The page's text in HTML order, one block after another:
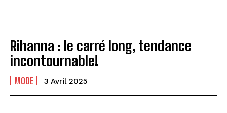
Rihanna : le carré long, tendance
incontournable!
MODE 3 Avril 2025